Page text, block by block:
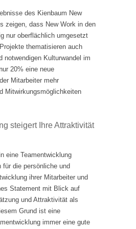
des Kienbaum New
zeigen, dass New Work in den
nur oberflächlich umgesetzt
thematisieren auch
notwendigen Kulturwandel im
20% eine neue
Mitarbeiter mehr
Mitwirkungsmöglichkeiten
steigert Ihre Attraktivität
eine Teamentwicklung
für die persönliche und
ihrer Mitarbeiter und
Statement mit Blick auf
und Attraktivität als
Grund ist eine
immer eine gute